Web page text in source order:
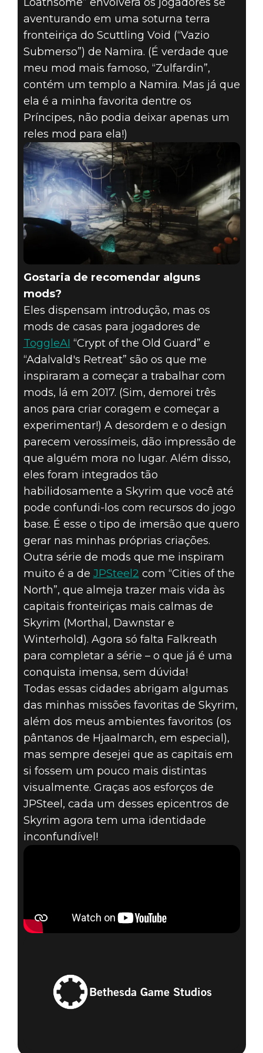
aventurando em uma soturna terra
fronteiriça do Scuttling Void (“Vazio
Submerso”) de Namira. (É verdade que
meu mod mais famoso, “Zulfardin”,
contém um templo a Namira. Mas já que
ela é a minha favorita dentre os
Príncipes, não podia deixar apenas um
reles mod para ela!)
Gostaria de recomendar alguns
mods?
Eles dispensam introdução, mas os
mods de casas para jogadores de
ToggleAI “Crypt of the Old Guard” e
“Adalvald's Retreat” são os que me
inspiraram a começar a trabalhar com
mods, lá em 2017. (Sim, demorei três
anos para criar coragem e começar a
experimentar!) A desordem e o design
parecem verossímeis, dão impressão de
que alguém mora no lugar. Além disso,
eles foram integrados tão
habilidosamente a Skyrim que você até
pode confundi-los com recursos do jogo
base. É esse o tipo de imersão que quero
gerar nas minhas próprias criações.
Outra série de mods que me inspiram
muito é a de JPSteel2 com “Cities of the
North”, que almeja trazer mais vida às
capitais fronteiriças mais calmas de
Skyrim (Morthal, Dawnstar e
Winterhold). Agora só falta Falkreath
para completar a série – o que já é uma
conquista imensa, sem dúvida!
Todas essas cidades abrigam algumas
das minhas missões favoritas de Skyrim,
além dos meus ambientes favoritos (os
pântanos de Hjaalmarch, em especial),
mas sempre desejei que as capitais em
si fossem um pouco mais distintas
visualmente. Graças aos esforços de
JPSteel, cada um desses epicentros de
Skyrim agora tem uma identidade
inconfundível!
Bethesda Game Studios